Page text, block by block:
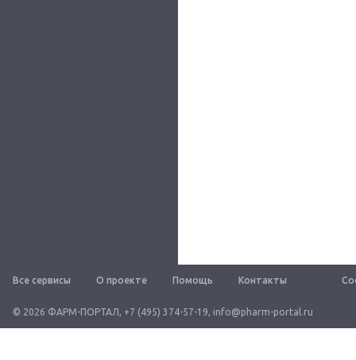
Все сервисы О проекте Помощь Контакты
© 2026 ФАРМ-ПОРТАЛ, +7 (495) 374-57-19, info@pharm-portal.ru